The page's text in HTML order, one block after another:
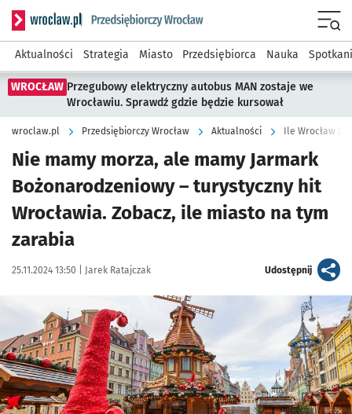
Serwis informacyjny wroclaw.pl podserwis: Strategia
Aktualności Strategia Miasto Przedsiębiorca Nauka
WROCŁAW Przegubowy elektryczny autobus MAN zostaje we
Wrocławiu. Sprawdź gdzie będzie kursował
wroclaw.pl Przedsiębiorczy Wrocław Aktualności Ile Wrocław
Nie mamy morza, ale mamy Jarmark
Bożonarodzeniowy – turystyczny hit
Wrocławia. Zobacz, ile miasto na tym
zarabia
Data publikacji:
25.11.2024 13:50 | Autor:
Jarek Ratajczak Udostępnijartykuł
Kliknij, aby zobaczyć galerię